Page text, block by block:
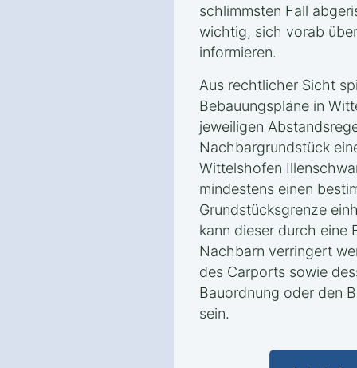
schlimmsten Fall
wichtig, sich vorab
informieren.
Aus rechtlicher Sicht
Bebauungspläne in
jeweiligen
Nachbargrundstück
Wittelshofen
mindestens einen
Grundstücksgrenze
kann dieser durch eine
Nachbarn verringert
des Carports sowie
Bauordnung oder den
sein.